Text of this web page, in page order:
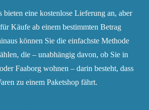
eine kostenlose Lieferung an, aber
Käufe ab einem bestimmten Betrag
können Sie die einfachste Methode
die – unabhängig davon, ob Sie in
Faaborg wohnen – darin besteht, dass
zu einem Paketshop fährt.